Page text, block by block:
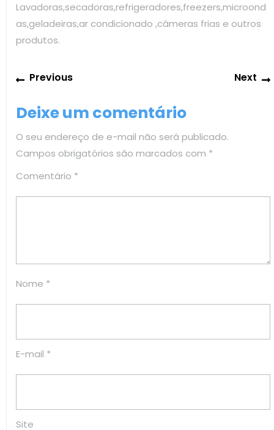
Lavadoras,secadoras,refrigeradores,freezers,microond
as,geladeiras,ar condicionado ,câmeras frias e outros
produtos.
Navegação
de
Post
PreviousPrevious
Next
Deixe um comentário
O seu endereço de e-mail não será publicado.
Campos obrigatórios são marcados com *
Comentário *
Nome *
E-mail *
Site